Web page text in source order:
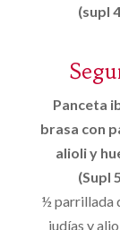
(supl
Panceta
brasa con
alioli y
(Supl
½ parrillada
judías y